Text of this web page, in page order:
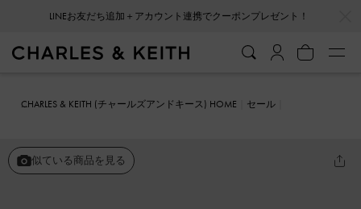
LINEお友だち追加＋アカウント連携でクーポンプレゼント！
CHARLES & KEITH (チャールズアンドキース) HOME
セール
似ている商品を見る